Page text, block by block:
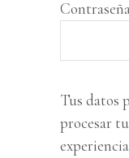
Tus datos
procesar